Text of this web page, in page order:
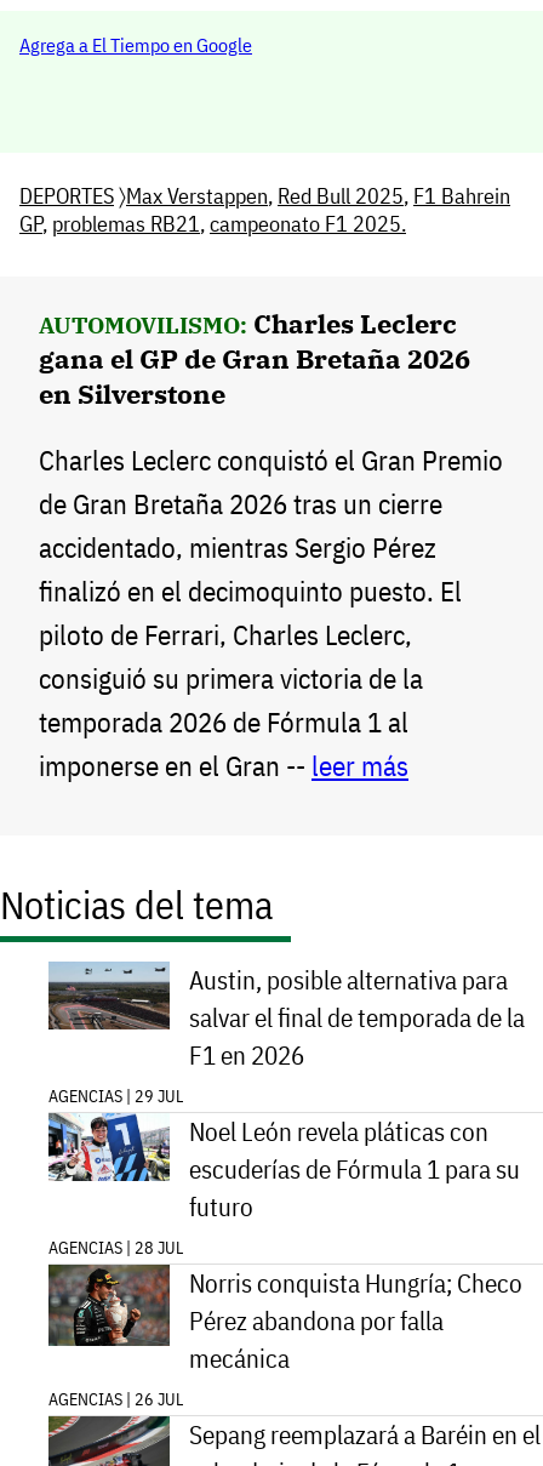
Agrega a El Tiempo en Google
DEPORTES〉Max Verstappen, Red Bull 2025, F1 Bahrein
GP, problemas RB21,campeonato F1 2025.
AUTOMOVILISMO: Charles Leclerc
gana el GP de Gran Bretaña 2026
en Silverstone
Charles Leclerc conquistó el Gran Premio
de Gran Bretaña 2026 tras un cierre
accidentado, mientras Sergio Pérez
finalizó en el decimoquinto puesto. El
piloto de Ferrari, Charles Leclerc,
consiguió su primera victoria de la
temporada 2026 de Fórmula 1 al
imponerse en el Gran -- leer más
Noticias del tema
Austin, posible alternativa para
salvar el final de temporada de la
F1 en 2026
AGENCIAS | 29 JUL
Noel León revela pláticas con
escuderías de Fórmula 1 para su
futuro
AGENCIAS | 28 JUL
Norris conquista Hungría; Checo
Pérez abandona por falla
mecánica
AGENCIAS | 26 JUL
Sepang reemplazará a Baréin en el